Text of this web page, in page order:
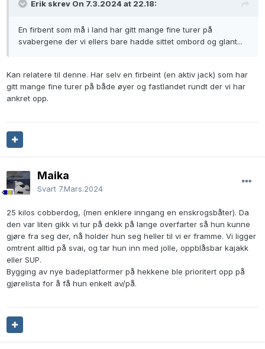
Erik skrev On 7.3.2024 at 22.18:
En firbent som må i land har gitt mange fine turer på
svabergene der vi ellers bare hadde sittet ombord og glant...
Kan relatere til denne. Har selv en firbeint (en aktiv jack) som har
gitt mange fine turer på både øyer og fastlandet rundt der vi har
ankret opp.
Maika
Svart 7.Mars.2024
25 kilos cobberdog, (men enklere inngang en enskrogsbåter). Da
den var liten gikk vi tur på dekk på lange overfarter så hun kunne
gjøre fra seg der, nå holder hun seg heller til vi er framme. Vi ligger
omtrent alltid på svai, og tar hun inn med jolle, oppblåsbar kajakk
eller SUP.
Bygging av nye badeplatformer på hekkene ble prioritert opp på
gjørelista for å få hun enkelt av/på.